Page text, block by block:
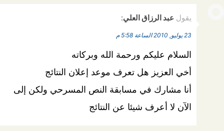
يقول عبد الرزاق العلي:
23 يوليو, 2010 الساعة 5:58 م
السلام عليكم ورحمة الله وبركاته
أخي العزيز هل تعرف موعد إعلان النتائج
أنا مشارك في مسابقة النص المسرحي ولكن إلى
الآن لا أعرف شيئا عن النتائج